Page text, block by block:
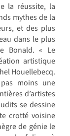
la réussite, la
mythes de la
et des plus
dans le plus
Bonald. « Le
artistique
Houellebecq.
moins une
d’artistes
se dessine
crotté voisine
de génie le